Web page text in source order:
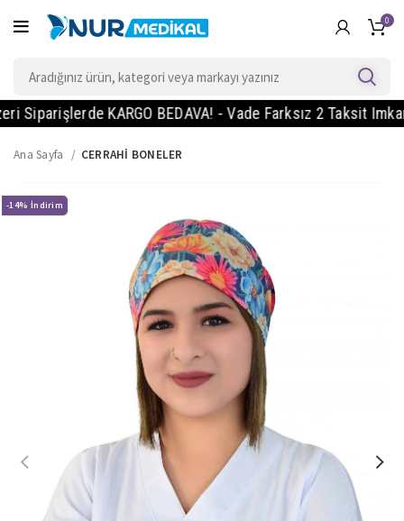
0
KARGO BEDAVA! - Vade Farksız 2 Taksit Imkanı!
Ana Sayfa CERRAHİ BONELER
-14%